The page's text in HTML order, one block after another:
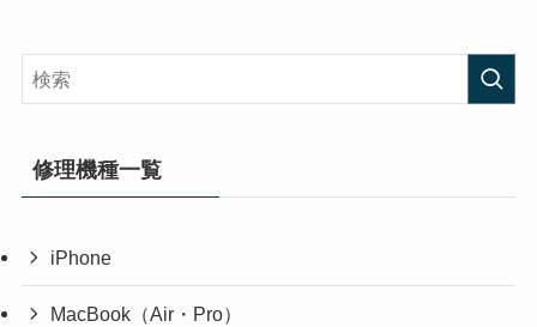
修理機種一覧
iPhone
MacBook（Air・Pro）